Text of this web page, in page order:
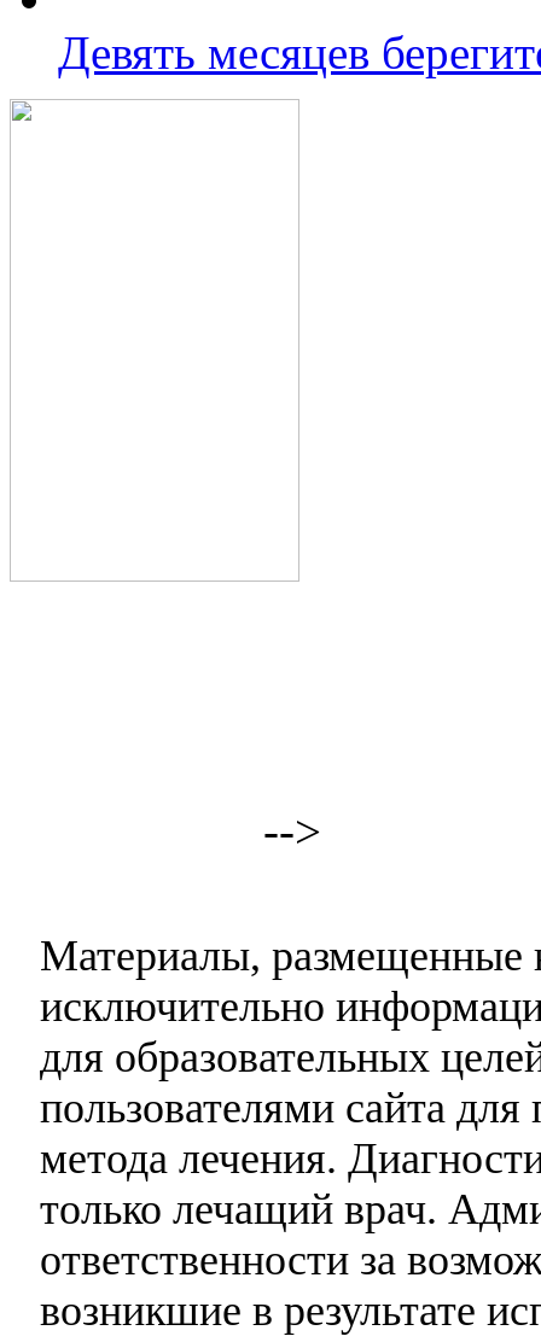
Девять месяцев
-->
Материалы, размещенные
исключительно
для образовательных
пользователями сайта
метода лечения.
только лечащий врач.
ответственности за
возникшие в результате